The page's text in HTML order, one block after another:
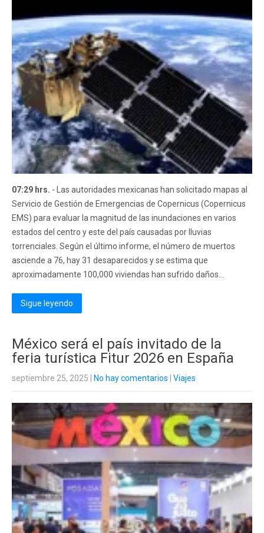
07:29 hrs. - Las autoridades mexicanas han solicitado mapas al
Servicio de Gestión de Emergencias de Copernicus (Copernicus
EMS) para evaluar la magnitud de las inundaciones en varios
estados del centro y este del país causadas por lluvias
torrenciales. Según el último informe, el número de muertos
asciende a 76, hay 31 desaparecidos y se estima que
aproximadamente 100,000 viviendas han sufrido daños...
Sigue leyendo
México será el país invitado de la
feria turística Fitur 2026 en España
septiembre 25, 2025 No hay comentarios Viajes